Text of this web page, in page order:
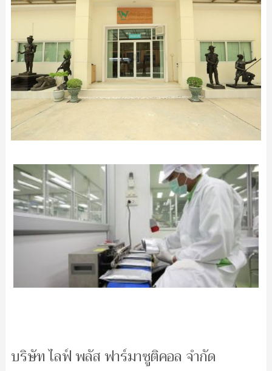
บริษัท ไลฟ์ พลัส ฟาร์มาซูติคอล จำกัด